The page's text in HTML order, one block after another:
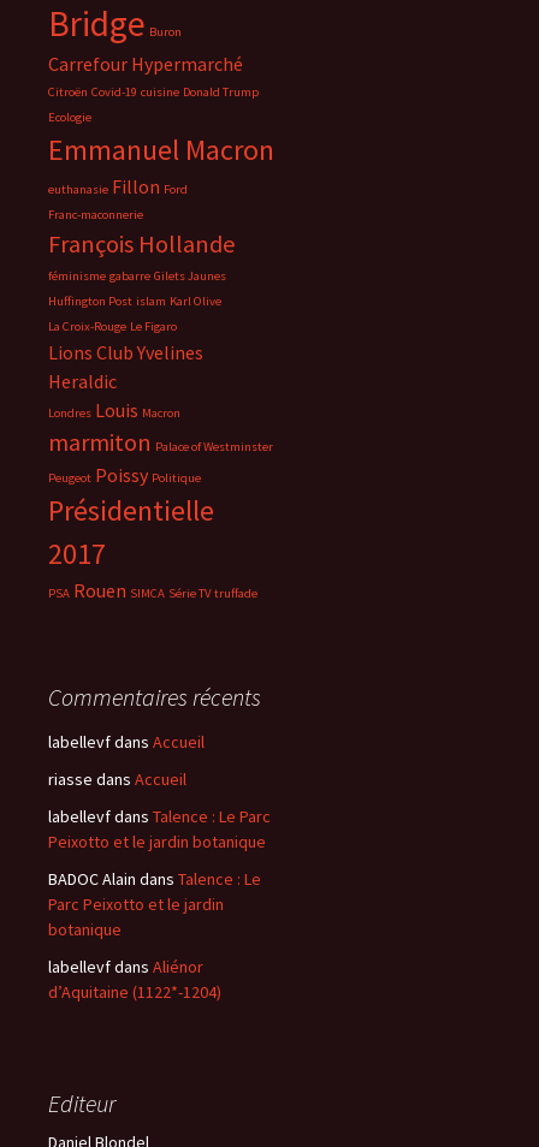
Bridge Buron
Carrefour Hypermarché
Citroën Covid-19 cuisine Donald Trump
Ecologie
Emmanuel Macron
euthanasie Fillon Ford
Franc-maconnerie
François Hollande
féminisme gabarre Gilets Jaunes
Huffington Post islam Karl Olive
La Croix-Rouge Le Figaro
Lions Club Yvelines
Heraldic
Londres Louis Macron
marmiton Palace of Westminster
Peugeot Poissy Politique
Présidentielle
2017
PSA Rouen SIMCA Série TV truffade
Commentaires récents
labellevfdans Accueil
riasse dans Accueil
labellevfdans Talence : Le Parc
Peixotto et le jardin botanique
BADOC Alain dans Talence : Le
Parc Peixotto et le jardin
botanique
labellevfdans Aliénor
d’Aquitaine (1122*-1204)
Editeur
Daniel Blondel